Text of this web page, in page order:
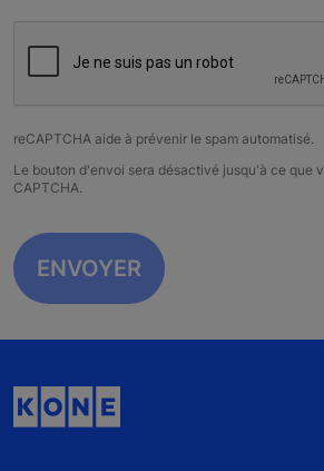
reCAPTCHA aide à prévenir le spam automatisé.
Le bouton d'envoi sera désactivé jusqu'à ce que
CAPTCHA.